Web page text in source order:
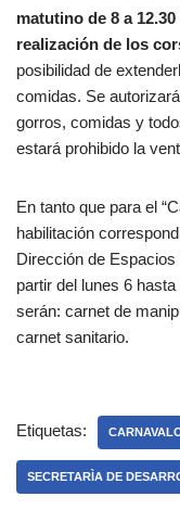
matutino de 8 a
realización de los
posibilidad de
comidas. Se
gorros, comidas y
estará prohibido la
En tanto que para el
habilitación
Dirección de
partir del lunes 6
serán: carnet de
carnet sanitario.
Etiquetas:
SECRETARÌA DE